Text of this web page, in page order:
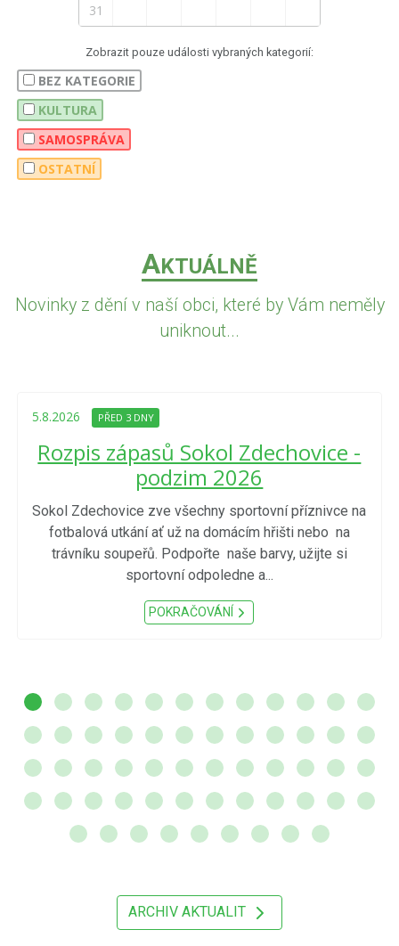
31
Zobrazit pouze události vybraných kategorií:
BEZ KATEGORIE
KULTURA
SAMOSPRÁVA
OSTATNÍ
AKTUÁLNĚ
Novinky z dění v naší obci, které by Vám neměly
uniknout...
5.8.2026 PŘED 3 DNY
Rozpis zápasů Sokol Zdechovice -
podzim 2026
Sokol Zdechovice zve všechny sportovní příznivce na
fotbalová utkání ať už na domácím hřišti nebo na
trávníku soupeřů. Podpořte naše barvy, užijte si
sportovní odpoledne a...
POKRAČOVÁNÍ
ARCHIV AKTUALIT